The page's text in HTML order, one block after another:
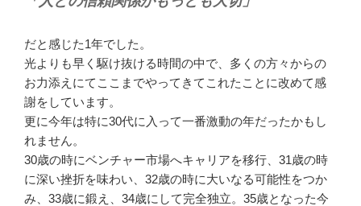
だと感じた1年でした。
光よりも早く駆け抜ける時間の中で、多くの方々からの
お力添えにてここまでやってきてこれたことに改めて感
謝をしています。
更に今年は特に30代に入って一番激動の年だったかもし
れません。
30歳の時にベンチャー市場へキャリアを移行、31歳の時
に深い挫折を味わい、32歳の時に大いなる可能性をつか
み、33歳に鍛え、34歳にして完全独立。35歳となった今